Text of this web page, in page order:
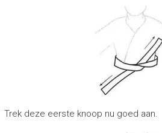
Trek deze eerste knoop nu goed aan.